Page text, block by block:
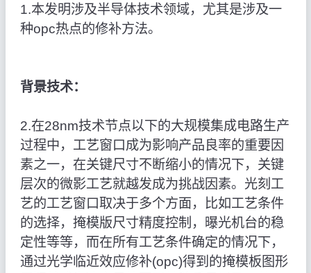
1.本发明涉及半导体技术领域，尤其是涉及一
种opc热点的修补方法。
背景技术：
2.在28nm技术节点以下的大规模集成电路生产
过程中，工艺窗口成为影响产品良率的重要因
素之一，在关键尺寸不断缩小的情况下，关键
层次的微影工艺就越发成为挑战因素。光刻工
艺的工艺窗口取决于多个方面，比如工艺条件
的选择，掩模版尺寸精度控制，曝光机台的稳
定性等等，而在所有工艺条件确定的情况下，
通过光学临近效应修补(opc)得到的掩模板图形